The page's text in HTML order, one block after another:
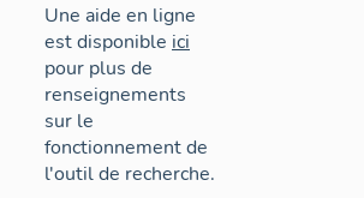
Une aide en ligne
est disponible ici
pour plus de
renseignements
sur le
fonctionnement de
l'outil de recherche.